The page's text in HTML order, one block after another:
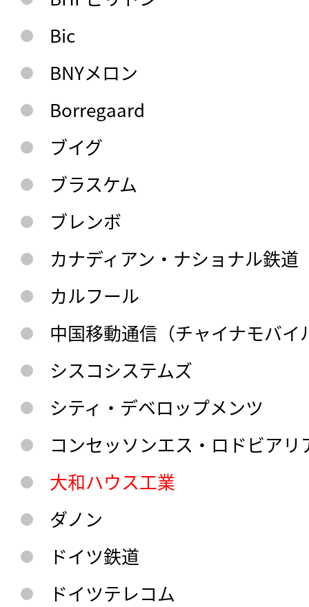
Bic
BNYメロン
Borregaard
ブイグ
ブラスケム
ブレンボ
カナディアン・ナショナル鉄道
カルフール
中国移動通信（チャイナモバイ
シスコシステムズ
シティ・デベロップメンツ
コンセッソンエス・ロドビアリ
大和ハウス工業
ダノン
ドイツ鉄道
ドイツテレコム